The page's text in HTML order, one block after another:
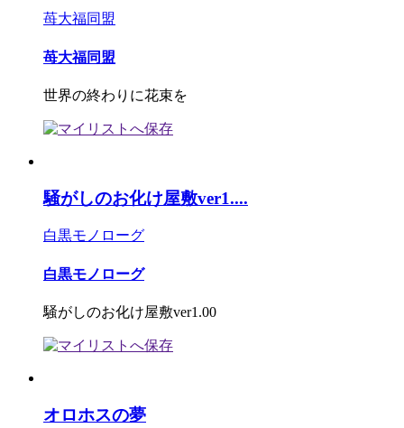
苺大福同盟
苺大福同盟
世界の終わりに花束を
騒がしのお化け屋敷ver1....
白黒モノローグ
白黒モノローグ
騒がしのお化け屋敷ver1.00
オロホスの夢